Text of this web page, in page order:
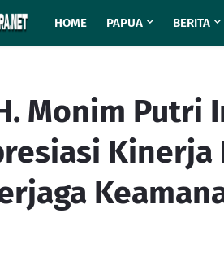
HOME PAPUA BERITA
Monim Putri
Kinerja